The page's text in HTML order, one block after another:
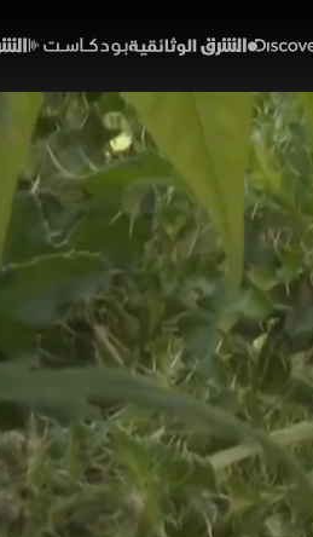
سلالة
01:46
المرتبطة بفيروس هانتا مع
بين البشر. وبينما تؤكد
الفيروس في ظل غياب